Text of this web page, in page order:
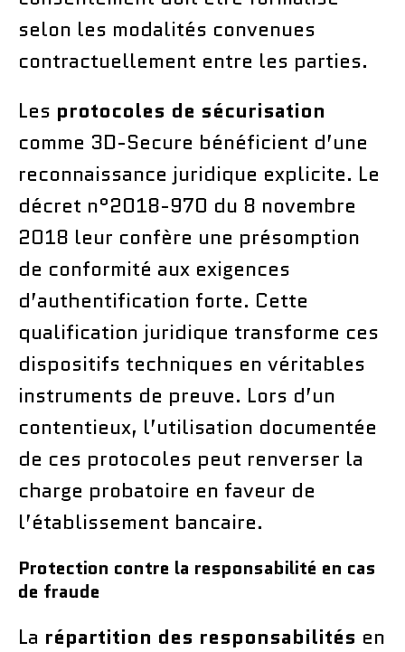
selon les modalités convenues
contractuellement entre les parties.
Les protocoles de sécurisation
comme 3D-Secure bénéficient d’une
reconnaissance juridique explicite. Le
décret n°2018-970 du 8 novembre
2018 leur confère une présomption
de conformité aux exigences
d’authentification forte. Cette
qualification juridique transforme ces
dispositifs techniques en véritables
instruments de preuve. Lors d’un
contentieux, l’utilisation documentée
de ces protocoles peut renverser la
charge probatoire en faveur de
l’établissement bancaire.
Protection contre la responsabilité en cas
de fraude
La répartition des responsabilités en